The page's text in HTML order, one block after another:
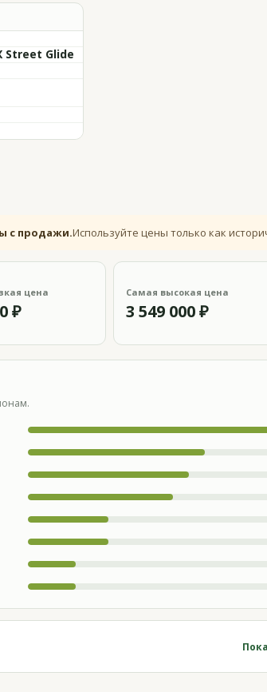
Street Glide
с продажи.Используйте цены только как
цена
₽
Самая высокая цена
3 549 000 ₽